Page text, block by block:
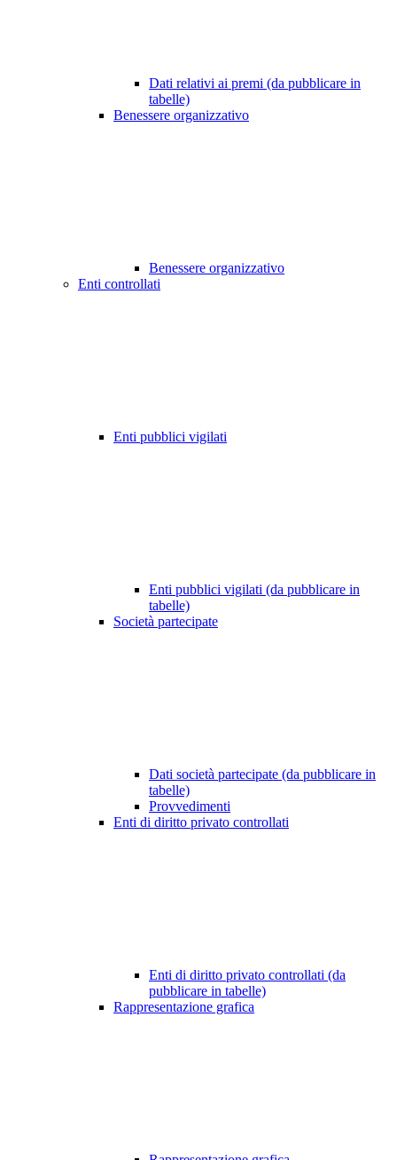
Dati relativi ai premi (da pubblicare in
tabelle)
Benessere organizzativo
Benessere organizzativo
Enti controllati
Enti pubblici vigilati
Enti pubblici vigilati (da pubblicare in
tabelle)
Società partecipate
Dati società partecipate (da pubblicare in
tabelle)
Provvedimenti
Enti di diritto privato controllati
Enti di diritto privato controllati (da
pubblicare in tabelle)
Rappresentazione grafica